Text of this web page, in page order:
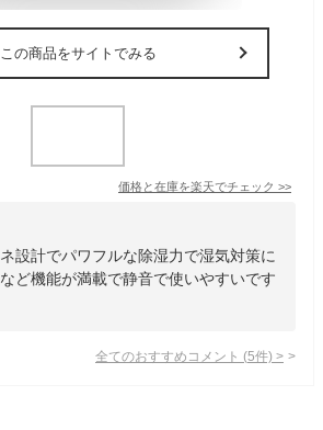
この商品をサイトでみる
価格と在庫を楽天でチェック >>
設計でパワフルな除湿力で湿気対策に
ど機能が満載で静音で使いやすいです
全てのおすすめコメント (5件) >